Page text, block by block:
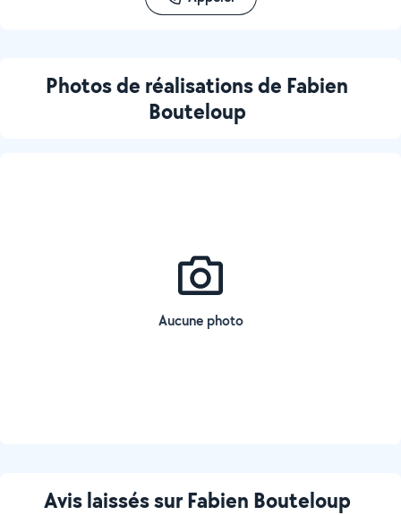
Photos de réalisations de Fabien
Bouteloup
Aucune photo
Avis laissés sur Fabien Bouteloup